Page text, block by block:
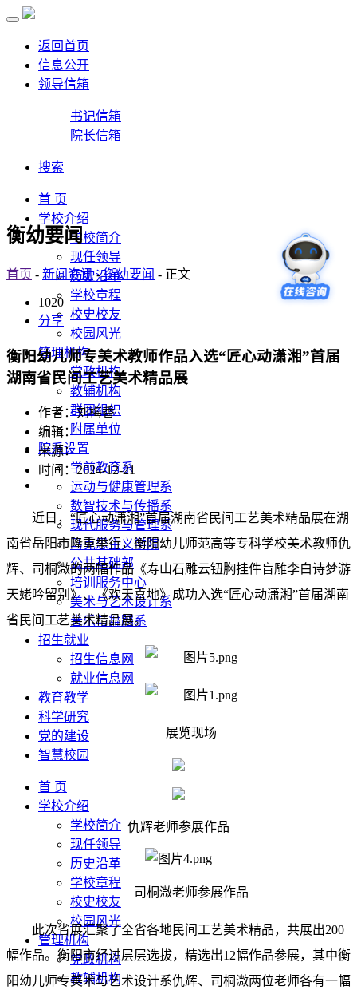
返回首页
信息公开
领导信箱
书记信箱
院长信箱
搜索
首 页
学校介绍
学校简介
现任领导
历史沿革
学校章程
校史校友
校园风光
管理机构
党政机构
教辅机构
群团组织
附属单位
院系设置
学前教育系
运动与健康管理系
数智技术与传播系
现代服务与管理系
马克思主义学院
公共基础部
培训服务中心
美术与艺术设计系
音乐与舞蹈系
招生就业
招生信息网
就业信息网
教育教学
科学研究
党的建设
智慧校园
首 页
学校介绍
学校简介
现任领导
历史沿革
学校章程
校史校友
校园风光
管理机构
党政机构
教辅机构
衡幼要闻
首页 - 新闻资讯-衡幼要闻 - 正文
1020
分享
衡阳幼儿师专美术教师作品入选“匠心动潇湘”首届
湖南省民间工艺美术精品展
作者：刘梅香
编辑：
来源：
时间：2024-12-21
近日，“匠心动潇湘”首届湖南省民间工艺美术精品展在湖
南省岳阳市隆重举行，衡阳幼儿师范高等专科学校美术教师仇
辉、司桐溦的两幅作品《寿山石雕云钮胸挂件盲雕李白诗梦游
天姥吟留别》、《欢天喜地》成功入选“匠心动潇湘”首届湖南
省民间工艺美术精品展。
展览现场
仇辉老师参展作品
司桐溦老师参展作品
此次省展汇聚了全省各地民间工艺美术精品，共展出200
幅作品。衡阳市经过层层选拔，精选出12幅作品参展，其中衡
阳幼儿师专美术与艺术设计系仇辉、司桐溦两位老师各有一幅